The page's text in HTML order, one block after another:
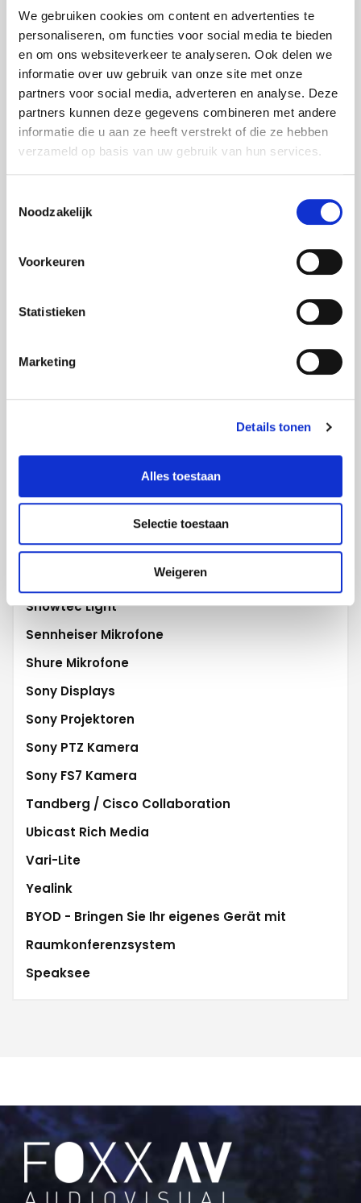
We gebruiken cookies om content en advertenties te
personaliseren, om functies voor social media te bieden
en om ons websiteverkeer te analyseren. Ook delen we
informatie over uw gebruik van onze site met onze
partners voor social media, adverteren en analyse. Deze
partners kunnen deze gegevens combineren met andere
informatie die u aan ze heeft verstrekt of die ze hebben
verzameld op basis van uw gebruik van hun services.
Noodzakelijk
Voorkeuren
Statistieken
Marketing
Details tonen
Alles toestaan
Selectie toestaan
Weigeren
LG Displays
LG Videowände
Martin Harman Licht
Meyer Sound Lautsprecher
MS Surface Hub 2S
Neumann Audio
Optoma Projektoren
Panasonic Projektoren
Samsung Displays
Scala digital signage
Showtec Light
Sennheiser Mikrofone
Shure Mikrofone
Sony Displays
Sony Projektoren
Sony PTZ Kamera
Sony FS7 Kamera
Tandberg / Cisco Collaboration
Ubicast Rich Media
Vari-Lite
Yealink
BYOD - Bringen Sie Ihr eigenes Gerät mit
Raumkonferenzsystem
Speaksee